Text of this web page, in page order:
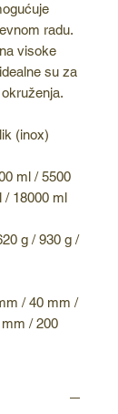
radu.
visoke
su za
(inox)
ml / 5500
/ 18000 ml
g / 930 g /
/ 40 mm /
/ 200